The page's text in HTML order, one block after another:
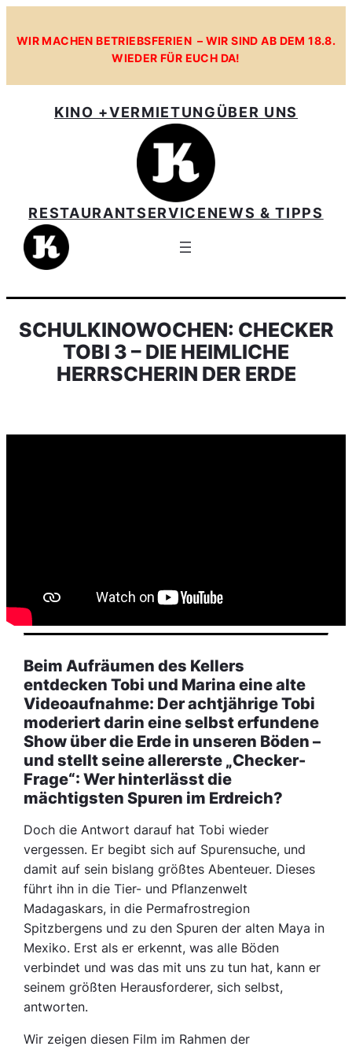
WIR MACHEN BETRIEBSFERIEN – WIR SIND AB DEM 18.8.
WIEDER FÜR EUCH DA!
KINO +VERMIETUNGÜBER UNS
RESTAURANTSERVICENEWS & TIPPS
SCHULKINOWOCHEN: CHECKER
TOBI 3 – DIE HEIMLICHE
HERRSCHERIN DER ERDE
Beim Aufräumen des Kellers
entdecken Tobi und Marina eine alte
Videoaufnahme: Der achtjährige Tobi
moderiert darin eine selbst erfundene
Show über die Erde in unseren Böden –
und stellt seine allererste „Checker-
Frage“: Wer hinterlässt die
mächtigsten Spuren im Erdreich?
Doch die Antwort darauf hat Tobi wieder
vergessen. Er begibt sich auf Spurensuche, und
damit auf sein bislang größtes Abenteuer. Dieses
führt ihn in die Tier- und Pflanzenwelt
Madagaskars, in die Permafrostregion
Spitzbergens und zu den Spuren der alten Maya in
Mexiko. Erst als er erkennt, was alle Böden
verbindet und was das mit uns zu tun hat, kann er
seinem größten Herausforderer, sich selbst,
antworten.
Wir zeigen diesen Film im Rahmen der